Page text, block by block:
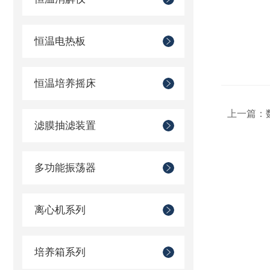
恒温电热板
恒温培养摇床
滤膜抽滤装置
多功能振荡器
离心机系列
培养箱系列
上一篇：